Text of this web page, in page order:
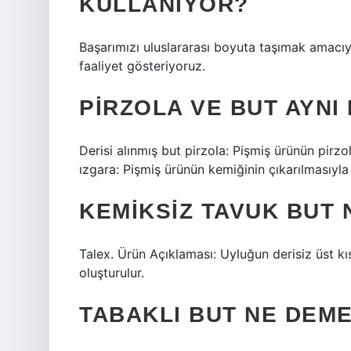
Başarımızı uluslararası boyuta taşımak
faaliyet gösteriyoruz.
PIRZOLA VE BUT AYNI
Derisi alınmış but pirzola: Pişmiş ürünün
ızgara: Pişmiş ürünün kemiğinin
KEMIKSIZ TAVUK BUT
Talex. Ürün Açıklaması: Uyluğun derisiz üst
oluşturulur.
TABAKLI BUT NE